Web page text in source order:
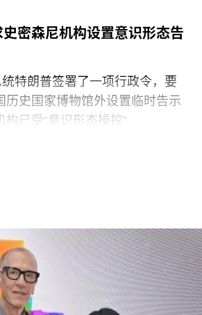
密森尼机构设置意识形态告
特朗普签署了一项行政令，要
历史国家博物馆外设置临时告示
已受“意识形态操控”
会施压行动的进一步升级。他
史博物馆已成为特朗普持续抨击
月初发布的一份长达162页的报
馆馆长安西娅·M·哈蒂格